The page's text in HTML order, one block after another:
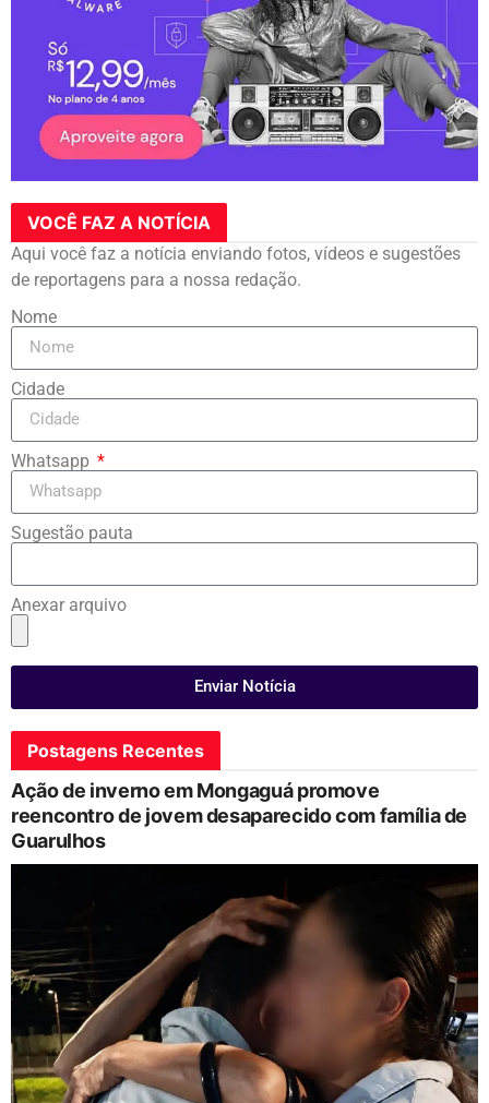
VOCÊ FAZ A NOTÍCIA
Aqui você faz a notícia enviando fotos, vídeos e sugestões
de reportagens para a nossa redação.
Nome
Cidade
Whatsapp
Sugestão pauta
Anexar arquivo
Enviar Notícia
Postagens Recentes
Ação de inverno em Mongaguá promove
reencontro de jovem desaparecido com família de
Guarulhos